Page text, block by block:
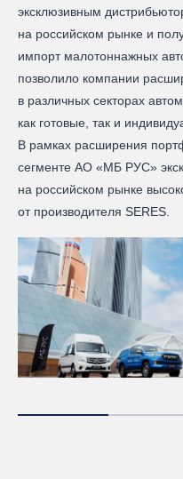
эксклюзивным
на российском рынке и
импорт малотоннажных
позволило компании
в различных секторах
как готовые, так и
В рамках расширения
сегменте АО «МБ РУС»
на российском рынке
от производителя SERES.